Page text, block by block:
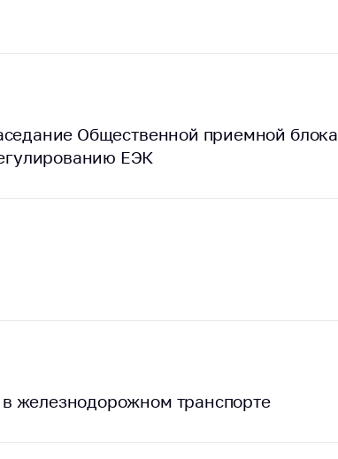
Общественной приемной блока
ЕЭК
железнодорожном транспорте